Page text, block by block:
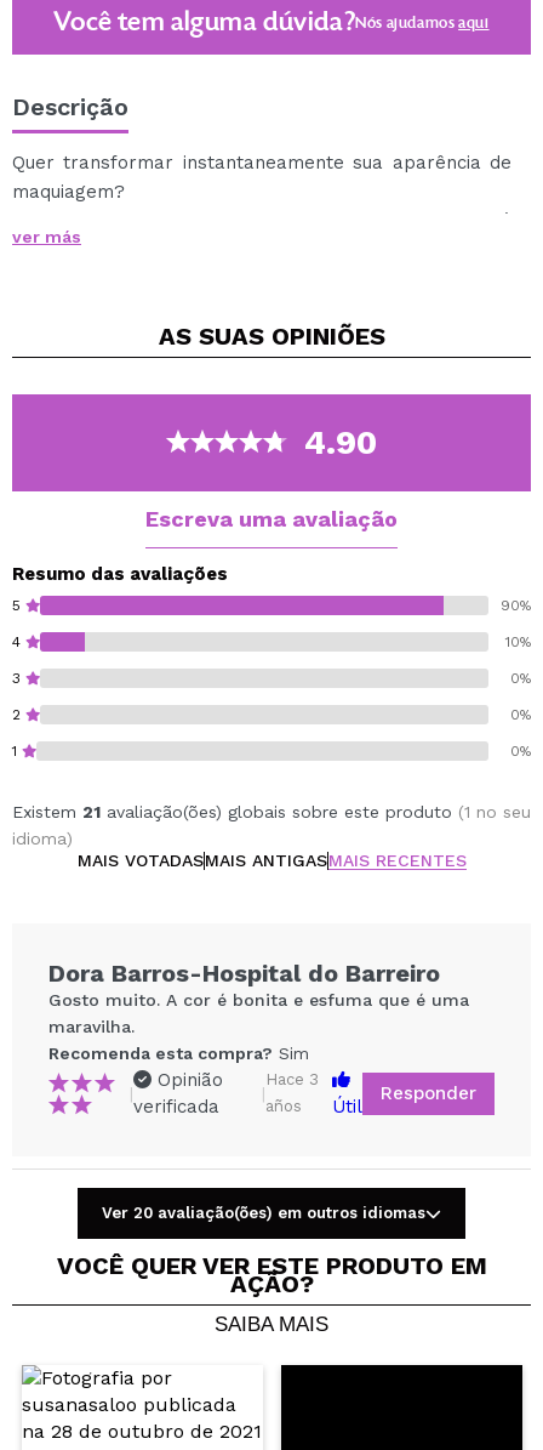
Você tem alguma dúvida?Nós ajudamosaqui
Descrição
Quer transformar instantaneamente sua aparência de
maquiagem?
irá
adicionar um toque de cor à sua pele!
Em formato stick, de fácil aplicação e perfeito para
Disponível em 6 tonalidades com diferentes
Esta é uma rosa laranja muito vibrante.
para dar um leve tom de pêssego.
Rose:ideal se você quer uma rosa colorida.
Bare:um tom nude marrom rosado que você vai
adorar.
Vegan.
Crueldade livre.
ver más
AS SUAS OPINIÕES
4.90
Escreva uma avaliação
Resumo das avaliações
5 90%
4 10%
3 0%
2 0%
1 0%
Existem 21 avaliação(ões) globais sobre este produto (1 no seu
idioma)
MAIS VOTADASMAIS ANTIGASMAIS RECENTES
Recomenda esta compra? Sim Não
5/5
ENVIAR
Dora Barros-Hospital do Barreiro
Gosto muito. A cor é bonita e esfuma que é uma
maravilha.
Recomenda esta compra? Sim
|
Opinião
verificada
|
Hace 3
años
Útil
Responder
Ver 20 avaliação(ões) em outros idiomas
VOCÊ QUER VER ESTE PRODUTO EM
AÇÃO?
SAIBA MAIS